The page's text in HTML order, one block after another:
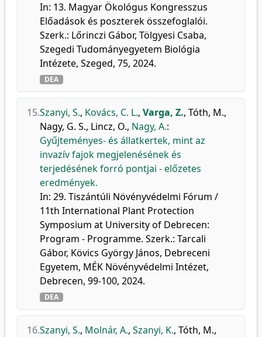
In: 13. Magyar Ökológus Kongresszus
Előadások és poszterek összefoglalói.
Szerk.: Lőrinczi Gábor, Tölgyesi Csaba,
Szegedi Tudományegyetem Biológia
Intézete, Szeged, 75, 2024.
DEA
15.Szanyi, S., Kovács, C. L., Varga, Z., Tóth, M.,
Nagy, G. S., Lincz, O., Nagy, A.:
Gyűjteményes- és állatkertek, mint az
invazív fajok megjelenésének és
terjedésének forró pontjai - előzetes
eredmények.
In: 29. Tiszántúli Növényvédelmi Fórum /
11th International Plant Protection
Symposium at University of Debrecen:
Program - Programme. Szerk.: Tarcali
Gábor, Kövics György János, Debreceni
Egyetem, MÉK Növényvédelmi Intézet,
Debrecen, 99-100, 2024.
DEA
16.Szanyi, S., Molnár, A., Szanyi, K., Tóth, M.,